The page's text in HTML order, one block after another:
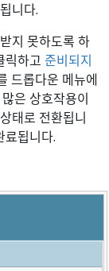
니다.
지 못하도록 하
릭하고 준비되지
드롭다운 메뉴에
은 상호작용이
태로 전환됩니
료됩니다.